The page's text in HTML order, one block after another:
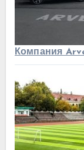
Компания